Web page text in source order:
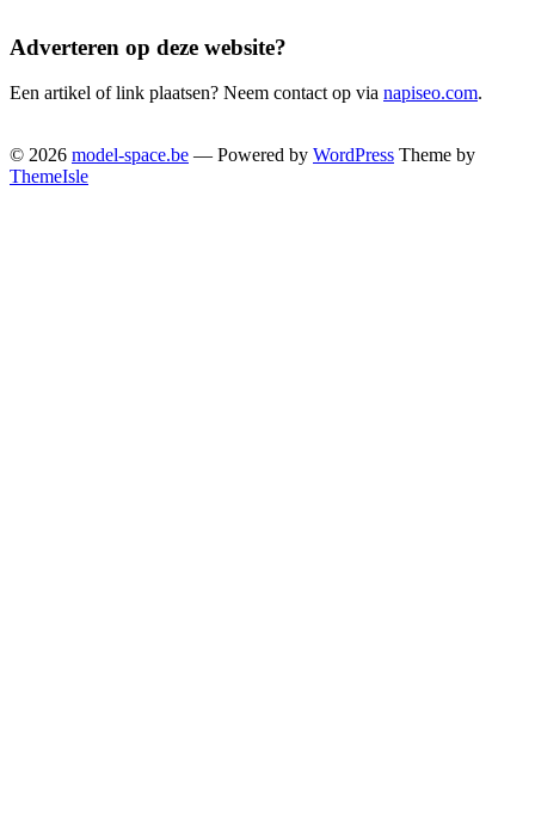
Adverteren op deze website?
Een artikel of link plaatsen? Neem contact op via napiseo.com.
© 2026 model-space.be — Powered by WordPress Theme by
ThemeIsle